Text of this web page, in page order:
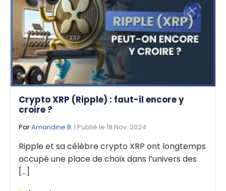
Crypto XRP (Ripple) : faut-il encore y
croire ?
ParAmandine B. | Publié le 18 Nov. 2024
Ripple et sa célèbre crypto XRP ont longtemps
occupé une place de choix dans l’univers des
[...]